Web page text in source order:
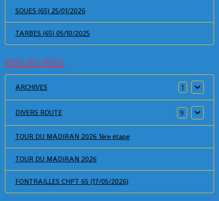
SOUES (65) 25/01/2026
TARBES (65) 05/10/2025
RESULTATS ROUTE
ARCHIVES 1
DIVERS ROUTE 9
TOUR DU MADIRAN 2026 1ère étape
TOUR DU MADIRAN 2026
FONTRAILLES CHPT 65 (17/05/2026)